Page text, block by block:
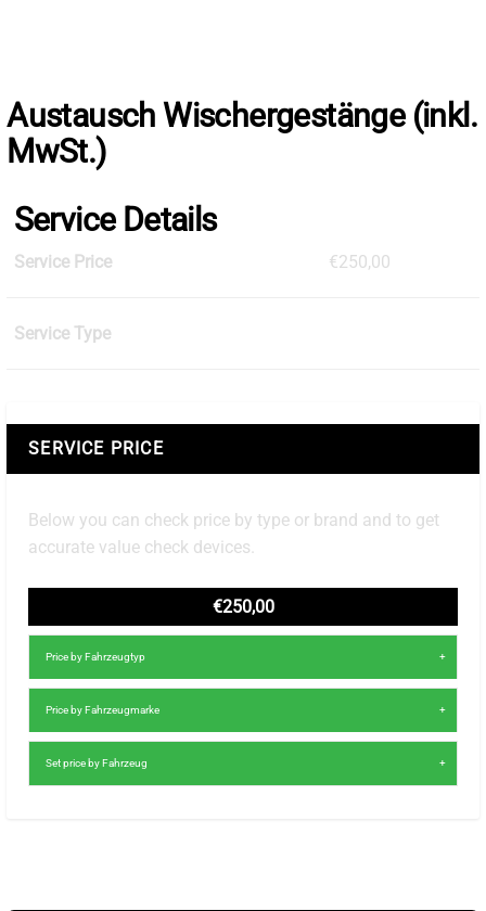
Austausch Wischergestänge (inkl.
MwSt.)
Service Details
Service Price €250,00
Service Type
SERVICE PRICE
Below you can check price by type or brand and to get
accurate value check devices.
€250,00
Price by Fahrzeugtyp
Price by Fahrzeugmarke
Set price by Fahrzeug